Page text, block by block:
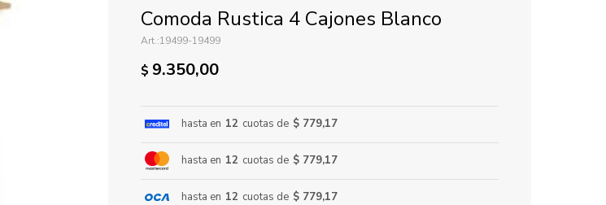
Comoda Rustica 4 Cajones Blanco
19499-19499
$ 9.350,00
hasta en 12 cuotas de $ 779,17
hasta en 12 cuotas de $ 779,17
hasta en 12 cuotas de $ 779,17